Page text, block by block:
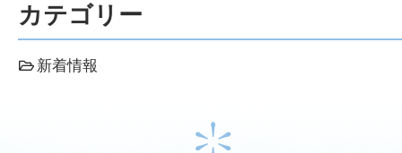
カテゴリー
新着情報